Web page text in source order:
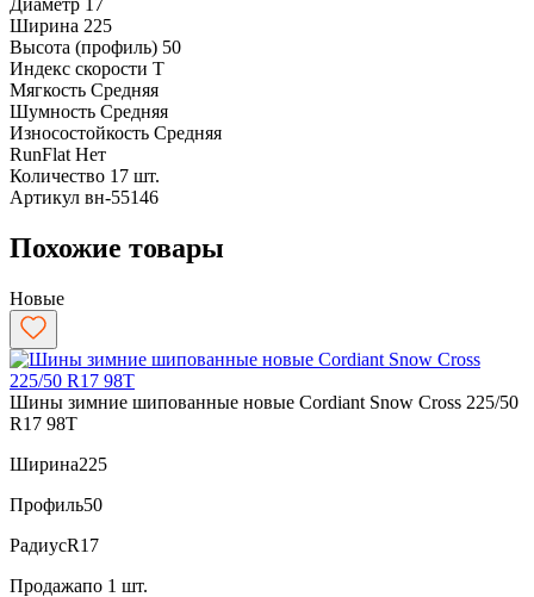
Ширина 225
Высота (профиль) 50
Индекс скорости T
Мягкость Средняя
Шумность Средняя
Износостойкость Средняя
RunFlat Нет
Количество 17 шт.
Артикул вн-55146
Похожие товары
Новые
Шины зимние шипованные новые Cordiant Snow Cross 225/50
R17 98T
Ширина225
Профиль50
РадиусR17
Продажапо 1 шт.